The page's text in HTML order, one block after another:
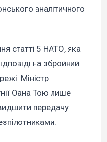
аналітичного
статті 5 НАТО, яка
на збройний
Міністр
Оана Тою лише
передачу